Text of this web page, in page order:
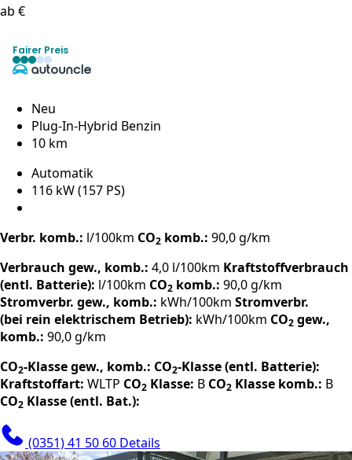
ab €
Fairer Preis
Neu
Plug-In-Hybrid Benzin
10 km
Automatik
116 kW (157 PS)
Verbr. komb.: l/100km CO2 komb.: 90,0 g/km
Verbrauch gew., komb.: 4,0 l/100km Kraftstoffverbrauch
(entl. Batterie): l/100km CO2 komb.: 90,0 g/km
Stromverbr. gew., komb.: kWh/100km Stromverbr.
(bei rein elektrischem Betrieb): kWh/100km CO2 gew.,
komb.: 90,0 g/km
CO2-Klasse gew., komb.: CO2-Klasse (entl. Batterie):
Kraftstoffart: WLTP CO2 Klasse: B CO2 Klasse komb.: B
CO2 Klasse (entl. Bat.):
(0351) 41 50 60 Details